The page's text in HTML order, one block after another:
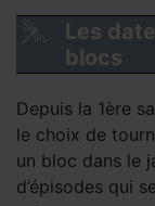
Les
blocs
Depuis la 1ère
le choix de
un bloc dans le
d’épisodes qui